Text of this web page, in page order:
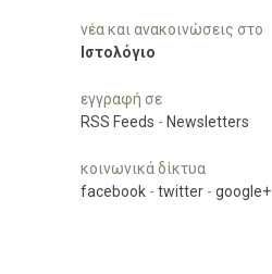
νέα και ανακοινώσεις στο
Ιστολόγιο
εγγραφή σε
RSS Feeds - Newsletters
κοινωνικά δίκτυα
facebook - twitter - google+